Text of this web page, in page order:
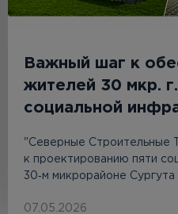
Важный шаг к
жителей 30 мкр.
социальной
"Северные Строительные
к проектированию пяти
30‑м микрорайоне Сургута
07.05.2026